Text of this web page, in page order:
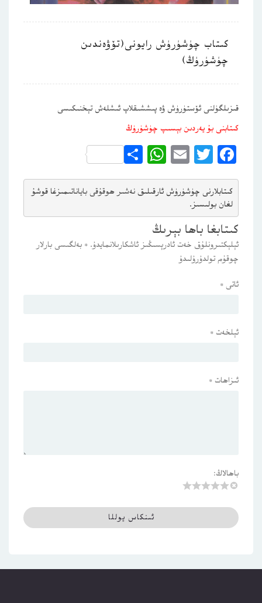
كىتاب چۈشۈرۈش رايونى(تۆۋەندىن
چۈشۈرۈڭ)
قىزىلگۈلنى ئۆستۈرۈش ۋە پىششىقلاپ ئىشلەش تېخنىكىسى
كىتابنى بۇ يەردىن بېسىپ چۈشۈرۈڭ
Facebook
Twitter
Email
WhatsApp
Share
كىتابلارنى چۈشۈرۈش ئارقىلىق نەشىر ھوقۇقى باياناتىمىزغا قوشۇ
لغان بولىسىز.
كىتابغا باھا بېرىڭ
ئېلېكتىرونلۇق خەت ئادرېسىڭىز ئاشكارىلانمايدۇ. * بەلگىسى بارلار
چوقۇم تولدۇرۇلىدۇ
ئاتى *
ئېلخەت *
ئىزاھات *
باھالاڭ: